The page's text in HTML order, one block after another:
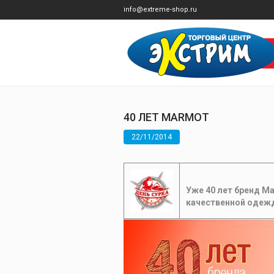
info@extreme-shop.ru
40 ЛЕТ MARMOT
22/11/2014
Уже 40 лет бренд
качественной